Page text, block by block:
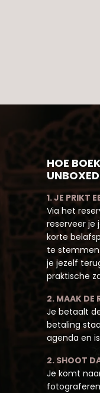
HOE
UNBOXED
1. JE PRIKT
Via het
reserveer je
korte
te
je jezelf
praktische
2. MAAK DE
Je betaalt
betaling
agenda en
2. SHOOT
Je komt
fotograferen